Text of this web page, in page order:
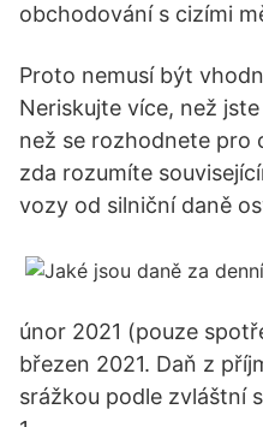
obchodování s cizími
Proto nemusí být
Neriskujte více, než
než se rozhodnete pro
zda rozumíte
vozy od silniční daně
únor 2021 (pouze
březen 2021. Daň z
srážkou podle zvláštní